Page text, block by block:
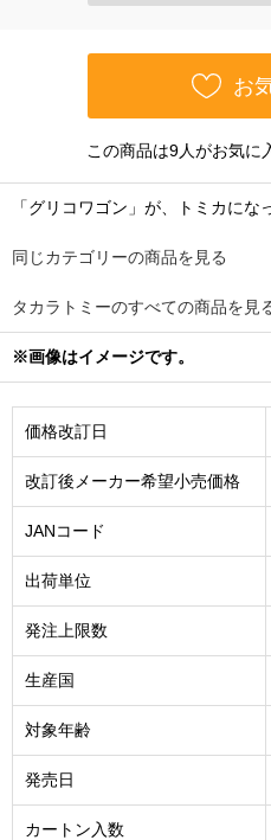
お
この商品は9人がお気に
「グリコワゴン」が、トミカにな
同じカテゴリーの商品を見る
タカラトミーのすべての商品を見
※画像はイメージです。
価格改訂日
改訂後メーカー希望小売価格
JANコード
出荷単位
発注上限数
生産国
対象年齢
発売日
カートン入数